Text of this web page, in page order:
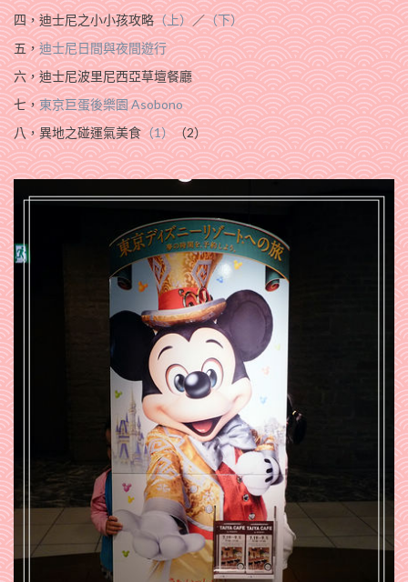
四，迪士尼之小小孩攻略（上）／（下）
五，迪士尼日間與夜間遊行
六，迪士尼波里尼西亞草壇餐廳
七，東京巨蛋後樂園 Asobono
八，異地之碰運氣美食（1）（2）